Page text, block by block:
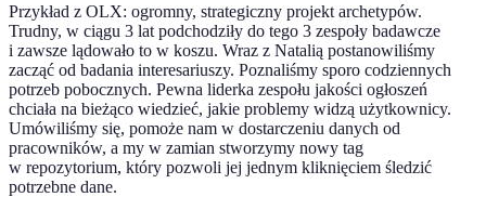
Przykład z OLX: ogromny, strategiczny projekt archetypów.
Trudny, w ciągu 3 lat podchodziły do tego 3 zespoły badawcze
i zawsze lądowało to w koszu. Wraz z Natalią postanowiliśmy
zacząć od badania interesariuszy. Poznaliśmy sporo codziennych
potrzeb pobocznych. Pewna liderka zespołu jakości ogłoszeń
chciała na bieżąco wiedzieć, jakie problemy widzą użytkownicy.
Umówiliśmy się, pomoże nam w dostarczeniu danych od
pracowników, a my w zamian stworzymy nowy tag
w repozytorium, który pozwoli jej jednym kliknięciem śledzić
potrzebne dane.